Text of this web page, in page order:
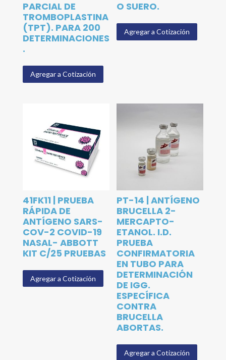
PARCIAL DE
TROMBOPLASTINA
(TPT). PARA 200
DETERMINACIONES
.
Agregar a Cotización
O SUERO.
Agregar a Cotización
41FK11 | PRUEBA
RÁPIDA DE
ANTÍGENO SARS-
COV-2 COVID-19
NASAL- ABBOTT
KIT C/25 PRUEBAS
Agregar a Cotización
PT-14 | ANTÍGENO
BRUCELLA 2-
MERCAPTO-
ETANOL. I.D.
PRUEBA
CONFIRMATORIA
EN TUBO PARA
DETERMINACIÓN
DE IGG.
ESPECÍFICA
CONTRA
BRUCELLA
ABORTAS.
Agregar a Cotización